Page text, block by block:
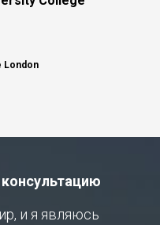
London
консультацию
и я являюсь